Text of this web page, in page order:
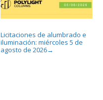
Licitaciones de alumbrado e
iluminación: miércoles 5 de
agosto de 2026→